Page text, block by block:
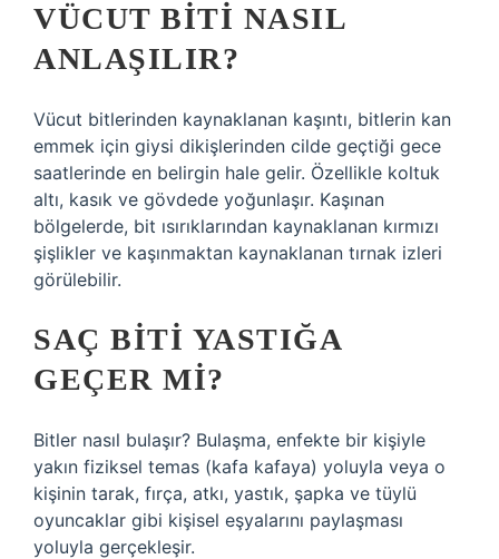
VÜCUT BITI NASIL
ANLAŞILIR?
Vücut bitlerinden kaynaklanan kaşıntı, bitlerin kan
emmek için giysi dikişlerinden cilde geçtiği gece
saatlerinde en belirgin hale gelir. Özellikle koltuk
altı, kasık ve gövdede yoğunlaşır. Kaşınan
bölgelerde, bit ısırıklarından kaynaklanan kırmızı
şişlikler ve kaşınmaktan kaynaklanan tırnak izleri
görülebilir.
SAÇ BITI YASTIĞA
GEÇER MI?
Bitler nasıl bulaşır? Bulaşma, enfekte bir kişiyle
yakın fiziksel temas (kafa kafaya) yoluyla veya o
kişinin tarak, fırça, atkı, yastık, şapka ve tüylü
oyuncaklar gibi kişisel eşyalarını paylaşması
yoluyla gerçekleşir.